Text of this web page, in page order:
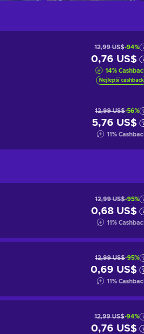
12,99 US$-94%
0,76 US$
14%
Nejlepší cashback
12,99 US$-56%
5,76 US$
11%
12,99 US$-95%
0,68 US$
11%
12,99 US$-95%
0,69 US$
11%
12,99 US$-94%
0,76 US$